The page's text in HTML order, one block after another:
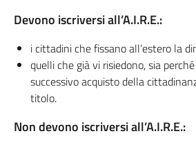
Devono iscriversi all’A.I.R.E.:
i cittadini che fissano all’estero la
quelli che già vi risiedono, sia
successivo acquisto della
titolo.
Non devono iscriversi all’A.I.R.E.: